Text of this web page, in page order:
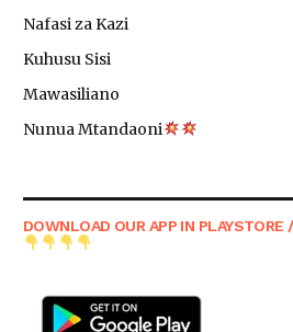
Nafasi za Kazi
Kuhusu Sisi
Mawasiliano
Nunua Mtandaoni
DOWNLOAD OUR APP IN PLAYSTORE